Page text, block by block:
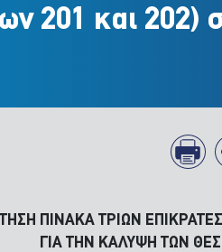
201 και
ΠΙΝΑΚΑ ΤΡΙΩΝ
ΓΙΑ ΤΗΝ ΚΑΛΥΨΗ ΤΩΝ